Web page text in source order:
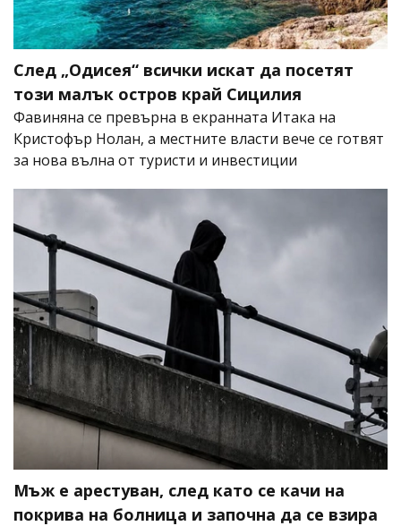
След „Одисея“ всички искат да посетят
този малък остров край Сицилия
Фавиняна се превърна в екранната Итака на
Кристофър Нолан, а местните власти вече се готвят
за нова вълна от туристи и инвестиции
Мъж е арестуван, след като се качи на
покрива на болница и започна да се взира